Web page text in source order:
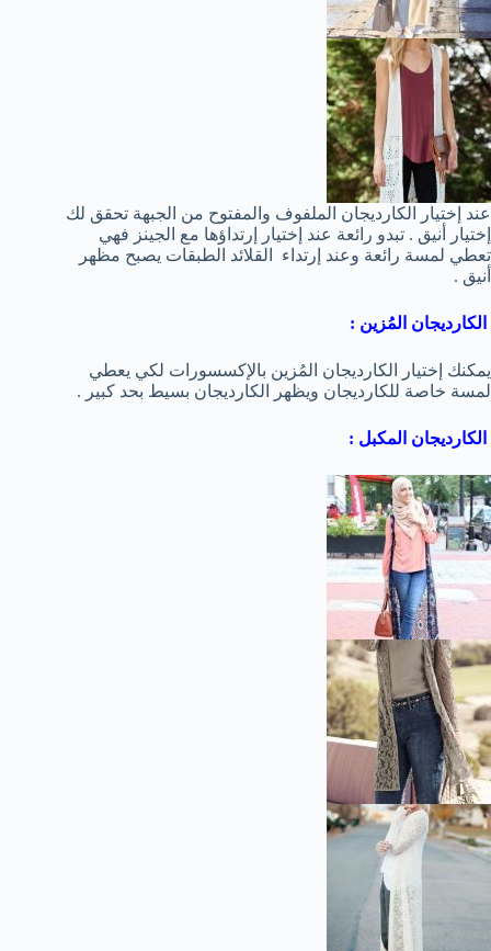
عند إختيار الكارديجان الملفوف والمفتوح من الجبهة تحقق لك
إختيار أنيق . تبدو رائعة عند إختيار إرتداؤها مع الجينز فهي
تعطي لمسة رائعة وعند إرتداء القلائد الطبقات يصبح مظهر
أنيق .
الكارديجان المُزين :
يمكنك إختيار الكارديجان المُزين بالإكسسورات لكي يعطي
لمسة خاصة للكارديجان ويظهر الكارديجان بسيط بحد كبير .
الكارديجان المكبل :